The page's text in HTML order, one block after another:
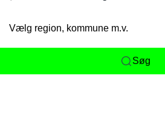
Vælg region, kommune m.v.
Søg